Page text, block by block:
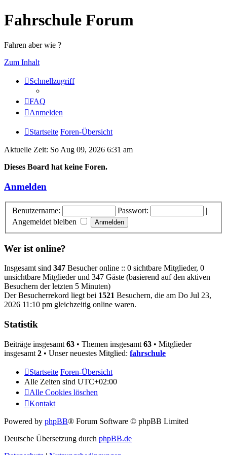
Fahrschule Forum
Fahren aber wie ?
Zum Inhalt
Schnellzugriff
FAQ
Anmelden
Startseite Foren-Übersicht
Aktuelle Zeit: So Aug 09, 2026 6:31 am
Dieses Board hat keine Foren.
Anmelden
Benutzername: Passwort:
|
Angemeldet bleiben
Wer ist online?
Insgesamt sind 347 Besucher online :: 0 sichtbare Mitglieder, 0
unsichtbare Mitglieder und 347 Gäste (basierend auf den aktiven
Besuchern der letzten 5 Minuten)
Der Besucherrekord liegt bei 1521 Besuchern, die am Do Jul 23,
2026 11:10 pm gleichzeitig online waren.
Statistik
Beiträge insgesamt 63 • Themen insgesamt 63 • Mitglieder
insgesamt 2 • Unser neuestes Mitglied: fahrschule
Startseite Foren-Übersicht
Alle Zeiten sind UTC+02:00
Alle Cookies löschen
Kontakt
Powered by phpBB® Forum Software © phpBB Limited
Deutsche Übersetzung durch phpBB.de